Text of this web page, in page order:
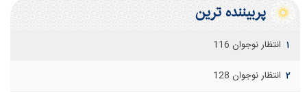
پربيننده ترين
۱ انتظار نوجوان 116
۲ انتظار نوجوان 128